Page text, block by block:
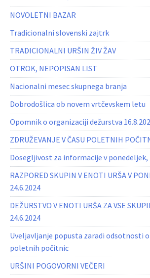
NOVOLETNI BAZAR
Tradicionalni slovenski zajtrk
TRADICIONALNI URŠIN ŽIV ŽAV
OTROK, NEPOPISAN LIST
Nacionalni mesec skupnega branja
Dobrodošlica ob novem vrtčevskem letu
Opomnik o organizaciji dežurstva
ZDRUŽEVANJE V ČASU POLETNIH
Dosegljivost za informacije v ponedeljek,
RAZPORED SKUPIN V ENOTI URŠA V
24.6.2024
DEŽURSTVO V ENOTI URŠA ZA VSE
24.6.2024
Uveljavljanje popusta zaradi odsotnosti
poletnih počitnic
URŠINI POGOVORNI VEČERI